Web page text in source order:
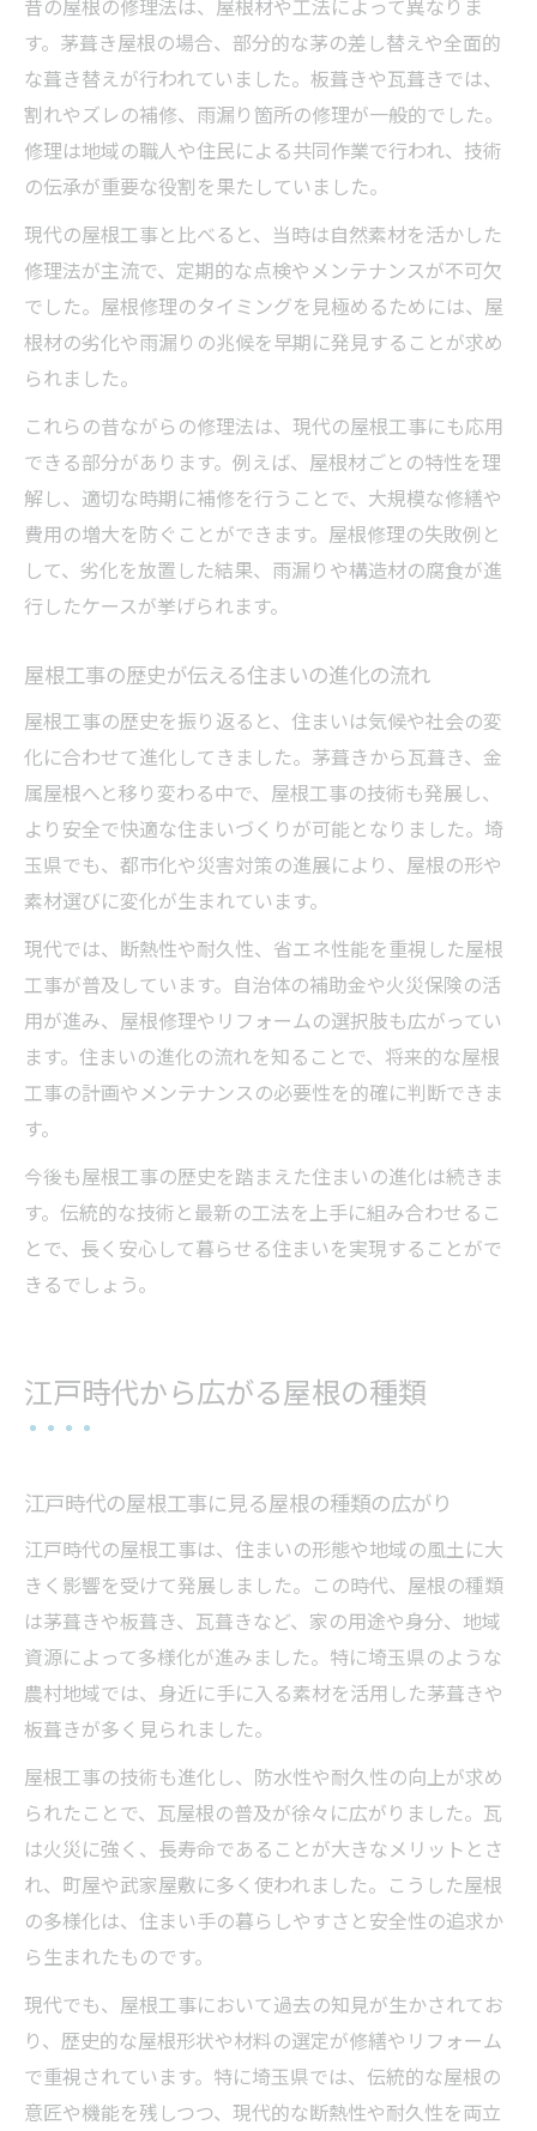
昔の屋根の修理法は、屋根材や工法によって異なりま
す。茅葺き屋根の場合、部分的な茅の差し替えや全面的
な葺き替えが行われていました。板葺きや瓦葺きでは、
割れやズレの補修、雨漏り箇所の修理が一般的でした。
修理は地域の職人や住民による共同作業で行われ、技術
の伝承が重要な役割を果たしていました。
現代の屋根工事と比べると、当時は自然素材を活かした
修理法が主流で、定期的な点検やメンテナンスが不可欠
でした。屋根修理のタイミングを見極めるためには、屋
根材の劣化や雨漏りの兆候を早期に発見することが求め
られました。
これらの昔ながらの修理法は、現代の屋根工事にも応用
できる部分があります。例えば、屋根材ごとの特性を理
解し、適切な時期に補修を行うことで、大規模な修繕や
費用の増大を防ぐことができます。屋根修理の失敗例と
して、劣化を放置した結果、雨漏りや構造材の腐食が進
行したケースが挙げられます。
屋根工事の歴史が伝える住まいの進化の流れ
屋根工事の歴史を振り返ると、住まいは気候や社会の変
化に合わせて進化してきました。茅葺きから瓦葺き、金
属屋根へと移り変わる中で、屋根工事の技術も発展し、
より安全で快適な住まいづくりが可能となりました。埼
玉県でも、都市化や災害対策の進展により、屋根の形や
素材選びに変化が生まれています。
現代では、断熱性や耐久性、省エネ性能を重視した屋根
工事が普及しています。自治体の補助金や火災保険の活
用が進み、屋根修理やリフォームの選択肢も広がってい
ます。住まいの進化の流れを知ることで、将来的な屋根
工事の計画やメンテナンスの必要性を的確に判断できま
す。
今後も屋根工事の歴史を踏まえた住まいの進化は続きま
す。伝統的な技術と最新の工法を上手に組み合わせるこ
とで、長く安心して暮らせる住まいを実現することがで
きるでしょう。
江戸時代から広がる屋根の種類
江戸時代の屋根工事に見る屋根の種類の広がり
江戸時代の屋根工事は、住まいの形態や地域の風土に大
きく影響を受けて発展しました。この時代、屋根の種類
は茅葺きや板葺き、瓦葺きなど、家の用途や身分、地域
資源によって多様化が進みました。特に埼玉県のような
農村地域では、身近に手に入る素材を活用した茅葺きや
板葺きが多く見られました。
屋根工事の技術も進化し、防水性や耐久性の向上が求め
られたことで、瓦屋根の普及が徐々に広がりました。瓦
は火災に強く、長寿命であることが大きなメリットとさ
れ、町屋や武家屋敷に多く使われました。こうした屋根
の多様化は、住まい手の暮らしやすさと安全性の追求か
ら生まれたものです。
現代でも、屋根工事において過去の知見が生かされてお
り、歴史的な屋根形状や材料の選定が修繕やリフォーム
で重視されています。特に埼玉県では、伝統的な屋根の
意匠や機能を残しつつ、現代的な断熱性や耐久性を両立